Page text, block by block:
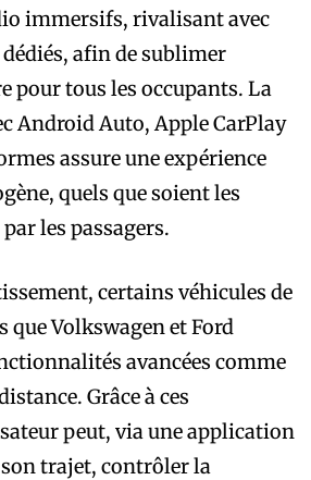
immersifs, rivalisant avec
afin de sublimer
pour tous les occupants. La
Android Auto, Apple CarPlay
assure une expérience
quels que soient les
les passagers.
certains véhicules de
que Volkswagen et Ford
avancées comme
Grâce à ces
peut, via une application
trajet, contrôler la